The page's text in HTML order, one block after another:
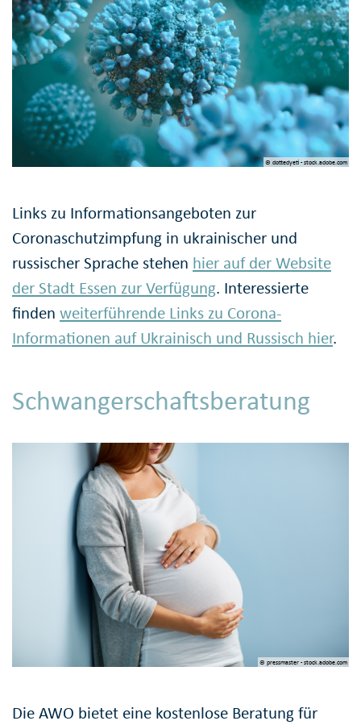
© dottedyeti - stock.adobe.com
Links zu Informationsangeboten zur
Coronaschutzimpfung in ukrainischer und
russischer Sprache stehen hier auf der Website
der Stadt Essen zur Verfügung. Interessierte
finden weiterführende Links zu Corona-
Informationen auf Ukrainisch und Russisch hier.
Schwangerschaftsberatung
© pressmaster - stock.adobe.com
Die AWO bietet eine kostenlose Beratung für